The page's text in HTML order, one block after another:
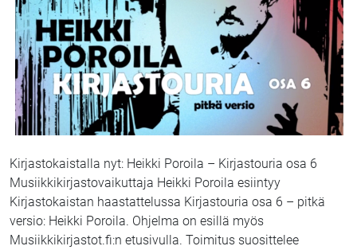
Kirjastokaistalla nyt: Heikki Poroila – Kirjastouria osa 6
Musiikkikirjastovaikuttaja Heikki Poroila esiintyy
Kirjastokaistan haastattelussa Kirjastouria osa 6 – pitkä
versio: Heikki Poroila. Ohjelma on esillä myös
Musiikkikirjastot.fi:n etusivulla. Toimitus suosittelee